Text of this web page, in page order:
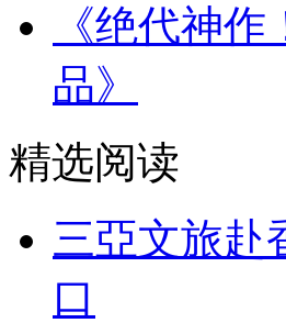
《绝代神
品》
精选阅读
三亞文旅赴
口